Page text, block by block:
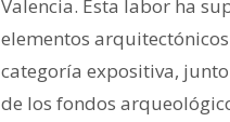
Valencia. Esta labor ha
elementos
categoría expositiva,
de los fondos